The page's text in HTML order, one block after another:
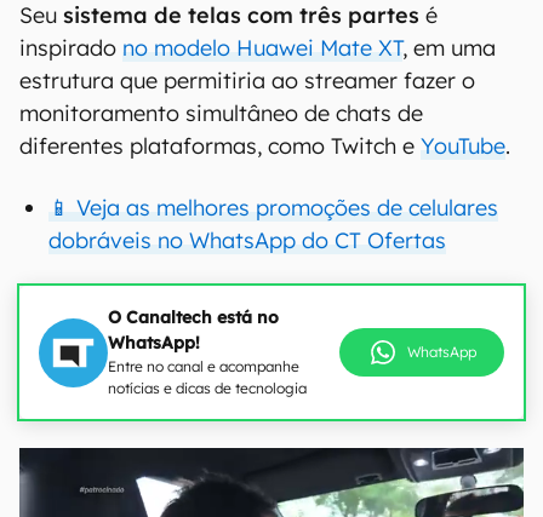
Seu sistema de telas com três partes é
inspirado no modelo Huawei Mate XT, em uma
estrutura que permitiria ao streamer fazer o
monitoramento simultâneo de chats de
diferentes plataformas, como Twitch e YouTube.
📱 Veja as melhores promoções de celulares
dobráveis no WhatsApp do CT Ofertas
O Canaltech está no
WhatsApp!
Entre no canal e acompanhe
notícias e dicas de tecnologia
WhatsApp